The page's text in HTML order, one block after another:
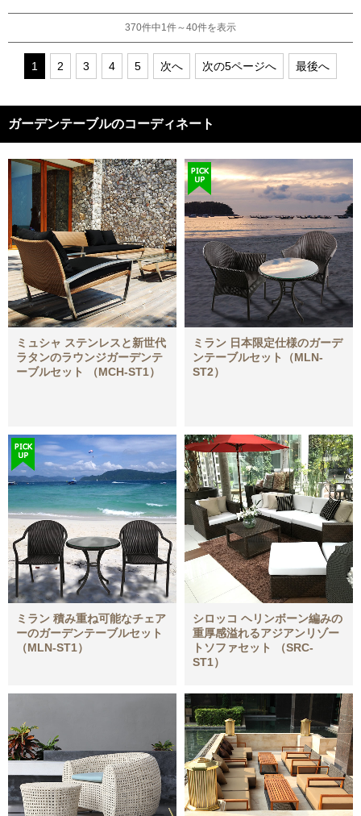
370件中1件～40件を表示
1 2 3 4 5 次へ 次の5ページへ 最後へ
ガーデンテーブルのコーディネート
ミュシャ ステンレスと新世代
ラタンのラウンジガーデンテ
ーブルセット （MCH-ST1）
ミラン 日本限定仕様のガーデ
ンテーブルセット（MLN-
ST2）
ミラン 積み重ね可能なチェア
ーのガーデンテーブルセット
（MLN-ST1）
シロッコ ヘリンボーン編みの
重厚感溢れるアジアンリゾー
トソファセット （SRC-
ST1）